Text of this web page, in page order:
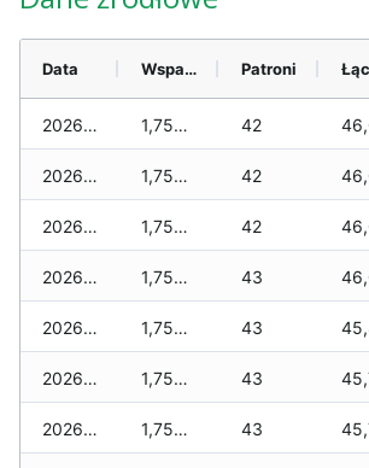
Data Wsparcie Patroni
2026-08-06 1,750 zł 42
2026-08-05 1,750 zł 42
2026-08-04 1,750 zł 42
2026-08-03 1,750 zł 43
2026-08-02 1,750 zł 43
2026-08-01 1,750 zł 43
2026-07-31 1,750 zł 43